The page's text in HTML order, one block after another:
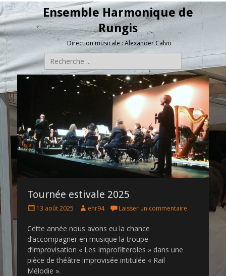
Ensemble Harmonique de
Rungis
Direction musicale : Alexander Calvo
Rechercher :
Tournée estivale 2025
P
s
e
d
o
n
13 août 2025
A
t
o
r
ehr94 Laisser un commentaire
Cette année nous avons eu la chance
d’accompagner en musique la troupe
d’improvisation « Les Improfilteroles » dans une
pièce de théâtre improvisée intitulée « Rail
Mélodie ».